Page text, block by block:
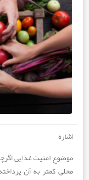
امنیت غذایی اگرچه در
به آن پرداخته شده،